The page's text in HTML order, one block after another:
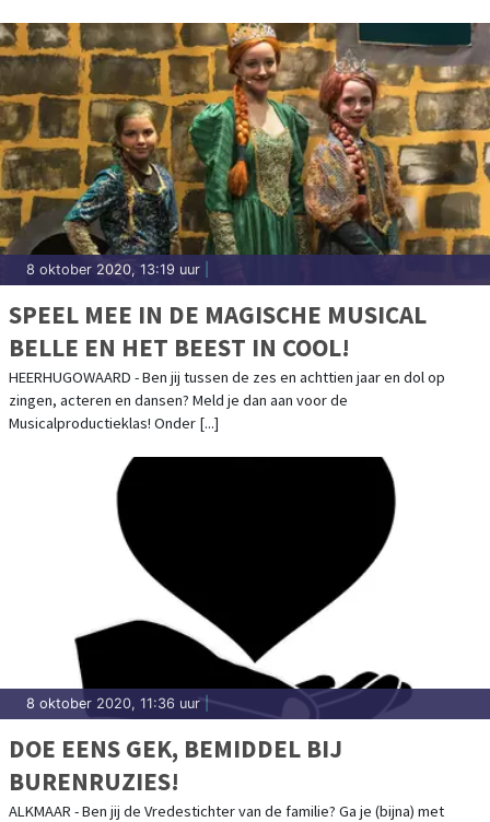
8 oktober 2020, 13:19 uur
SPEEL MEE IN DE MAGISCHE MUSICAL
BELLE EN HET BEEST IN COOL!
HEERHUGOWAARD - Ben jij tussen de zes en achttien jaar en dol op
zingen, acteren en dansen? Meld je dan aan voor de
Musicalproductieklas! Onder [...]
8 oktober 2020, 11:36 uur|
DOE EENS GEK, BEMIDDEL BIJ
BURENRUZIES!
ALKMAAR - Ben jij de Vredestichter van de familie? Ga je (bijna) met